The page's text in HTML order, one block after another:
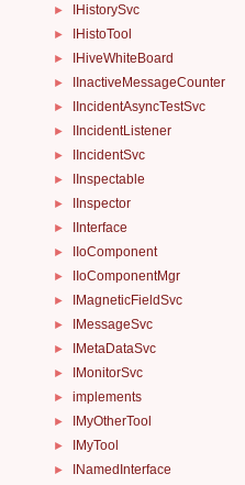
► IHistorySvc
► IHistoTool
► IHiveWhiteBoard
► IInactiveMessageCounter
► IIncidentAsyncTestSvc
► IIncidentListener
► IIncidentSvc
► IInspectable
► IInspector
► IInterface
► IIoComponent
► IIoComponentMgr
► IMagneticFieldSvc
► IMessageSvc
► IMetaDataSvc
► IMonitorSvc
► implements
► IMyOtherTool
► IMyTool
► INamedInterface